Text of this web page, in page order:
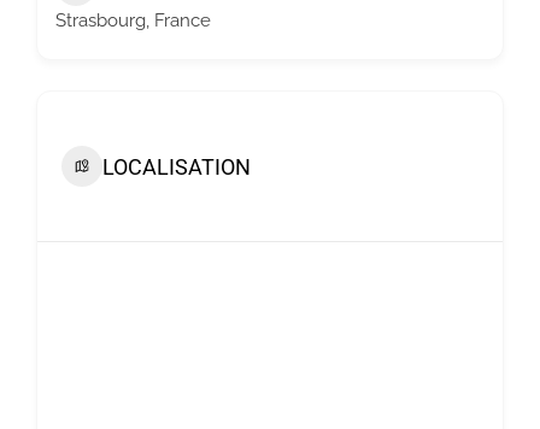
Strasbourg, France
LOCALISATION